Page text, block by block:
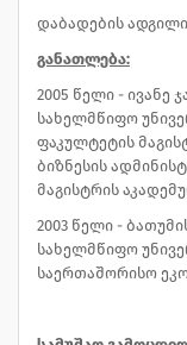
დაბადების
განათლება:
2005 წელი - ივანე
სახელმწიფო
ფაკულტეტის
ბიზნესის
მაგისტრის
2003 წელი -
სახელმწიფო
საერთაშორისო